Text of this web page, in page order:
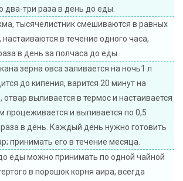
два-три раза в день до еды.
тысячелистник смешиваются в равных
в течение одного часа,
в день за полчаса до еды.
зерна овса заливается на ночь1 л
до кипения, варится 20 минут на
отвар выливается в термос и настаивается
процеживается и выпивается по 0,5
раза в день. Каждый день нужно готовить
принимать его в течение месяца.
еды можно принимать по одной чайной
в порошок корня аира, всегда